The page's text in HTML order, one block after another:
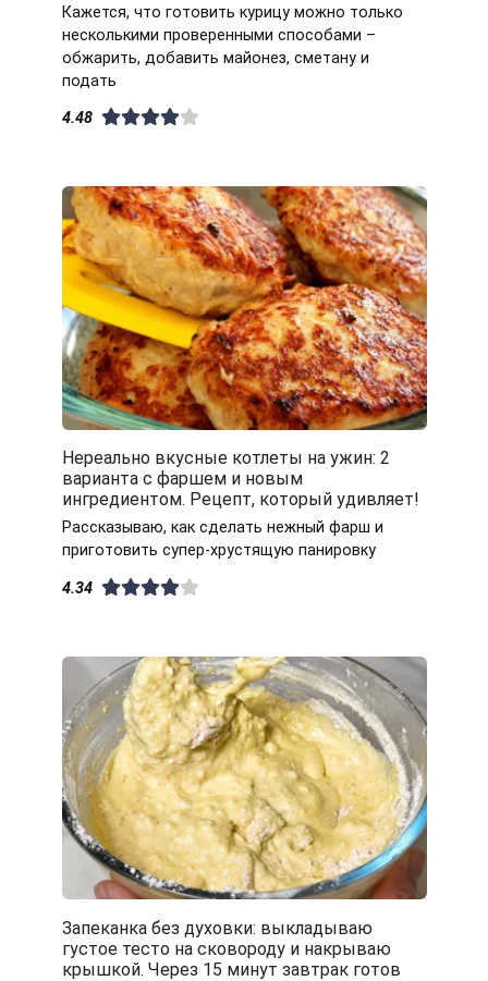
Кажется, что готовить курицу можно только
несколькими проверенными способами –
обжарить, добавить майонез, сметану и
подать
4.48
Нереально вкусные котлеты на ужин: 2
варианта с фаршем и новым
ингредиентом. Рецепт, который удивляет!
Рассказываю, как сделать нежный фарш и
приготовить супер-хрустящую панировку
4.34
Запеканка без духовки: выкладываю
густое тесто на сковороду и накрываю
крышкой. Через 15 минут завтрак готов